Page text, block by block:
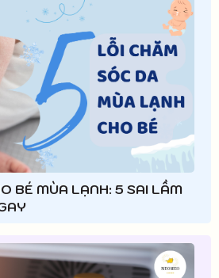
BÉ MÙA LẠNH: 5 SAI LẦM